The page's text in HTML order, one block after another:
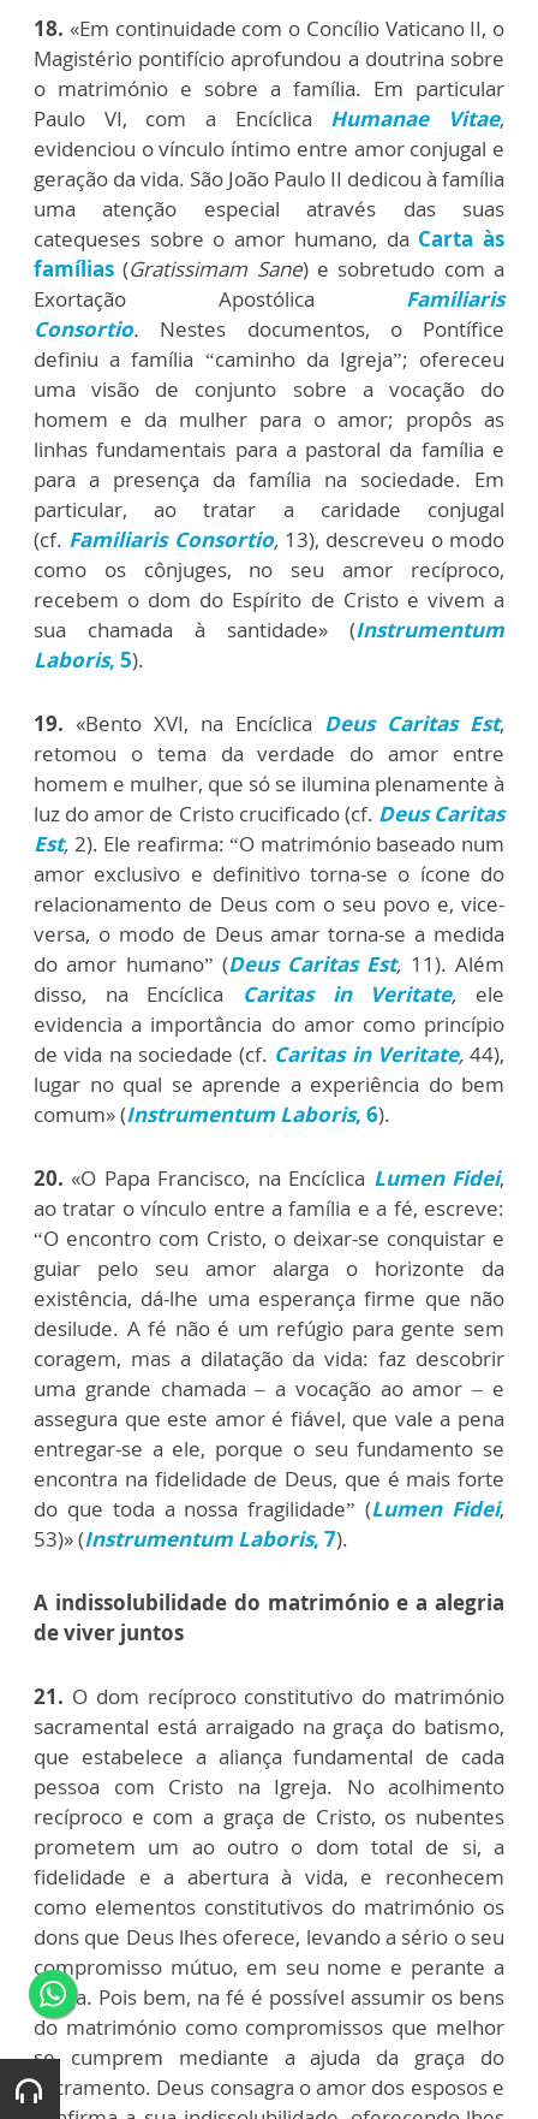
18. «Em continuidade com o Concílio Vaticano II, o
Magistério pontifício aprofundou a doutrina sobre
o matrimónio e sobre a família. Em particular
Paulo VI, com a Encíclica
Humanae Vitae,
evidenciou o vínculo íntimo entre amor conjugal e
geração da vida. São João Paulo II dedicou à família
uma atenção especial através das suas
catequeses sobre o amor humano, da Carta às
famílias (Gratissimam Sane) e sobretudo com a
Exortação Apostólica
Familiaris
Consortio.
Nestes documentos, o Pontífice
definiu a família “caminho da Igreja”; ofereceu
uma visão de conjunto sobre a vocação do
homem e da mulher para o amor; propôs as
linhas fundamentais para a pastoral da família e
para a presença da família na sociedade. Em
particular, ao tratar a caridade conjugal
(cf. Familiaris Consortio, 13), descreveu o modo
como os cônjuges, no seu amor recíproco,
recebem o dom do Espírito de Cristo e vivem a
sua chamada à santidade» (Instrumentum
Laboris, 5).
19. «Bento XVI, na Encíclica Deus Caritas Est,
retomou o tema da verdade do amor entre
homem e mulher, que só se ilumina plenamente à
luz do amor de Cristo crucificado (cf. Deus Caritas
Est, 2). Ele reafirma: “O matrimónio baseado num
amor exclusivo e definitivo torna-se o ícone do
relacionamento de Deus com o seu povo e, vice-
versa, o modo de Deus amar torna-se a medida
do amor humano” (Deus Caritas Est, 11). Além
disso, na Encíclica
Caritas in Veritate,
ele
evidencia a importância do amor como princípio
de vida na sociedade (cf. Caritas in Veritate, 44),
lugar no qual se aprende a experiência do bem
comum» (Instrumentum Laboris, 6).
20. «O Papa Francisco, na Encíclica Lumen Fidei,
ao tratar o vínculo entre a família e a fé, escreve:
“O encontro com Cristo, o deixar-se conquistar e
guiar pelo seu amor alarga o horizonte da
existência, dá-lhe uma esperança firme que não
desilude. A fé não é um refúgio para gente sem
coragem, mas a dilatação da vida: faz descobrir
uma grande chamada – a vocação ao amor – e
assegura que este amor é fiável, que vale a pena
entregar-se a ele, porque o seu fundamento se
encontra na fidelidade de Deus, que é mais forte
do que toda a nossa fragilidade” (Lumen Fidei,
53)» (Instrumentum Laboris, 7).
A indissolubilidade do matrimónio e a alegria
de viver juntos
21. O dom recíproco constitutivo do matrimónio
sacramental está arraigado na graça do batismo,
que estabelece a aliança fundamental de cada
pessoa com Cristo na Igreja. No acolhimento
recíproco e com a graça de Cristo, os nubentes
prometem um ao outro o dom total de si, a
fidelidade e a abertura à vida, e reconhecem
como elementos constitutivos do matrimónio os
dons que Deus lhes oferece, levando a sério o seu
compromisso mútuo, em seu nome e perante a
Igreja. Pois bem, na fé é possível assumir os bens
do matrimónio como compromissos que melhor
se cumprem mediante a ajuda da graça do
sacramento. Deus consagra o amor dos esposos e